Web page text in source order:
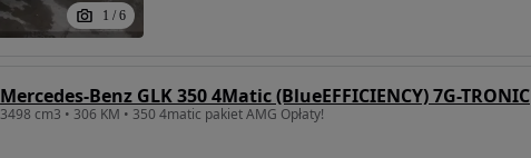
1 / 6
Mercedes-Benz GLK 350 4Matic (BlueEFFICIENCY) 7G-TRONIC
3498 cm3 • 306 KM • 350 4matic pakiet AMG Opłaty!